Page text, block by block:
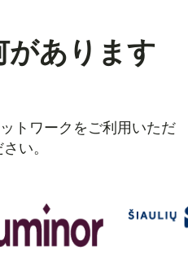
があります
トワークをご利用いただ
い。